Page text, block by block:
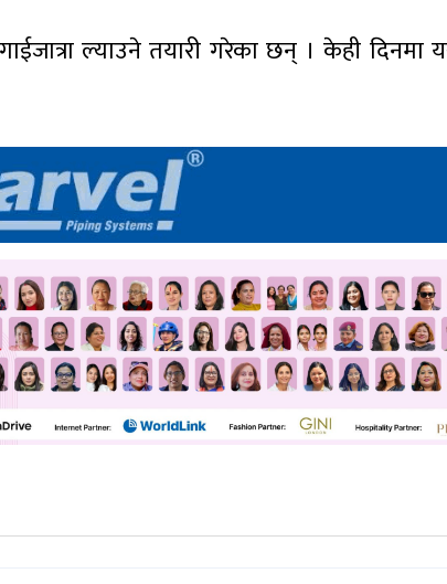
ल्याउने तयारी गरेका छन् । केही दिनमा